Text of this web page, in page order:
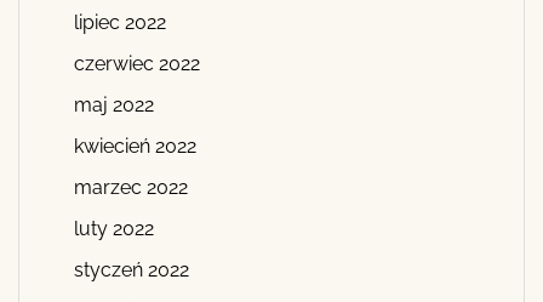
lipiec 2022
czerwiec 2022
maj 2022
kwiecień 2022
marzec 2022
luty 2022
styczeń 2022